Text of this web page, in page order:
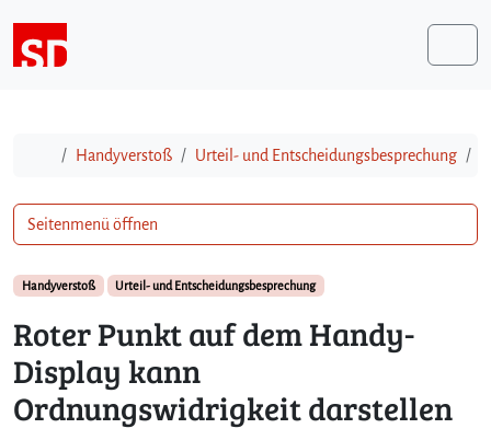
StartHandyverstoß Urteil- und Entscheidungsbesprechung
Handyverstoß Urteil- und Entscheidungsbesprechung
Roter Punkt auf dem Handy-
Display kann
Ordnungswidrigkeit darstellen
Seitenmenü öffnen